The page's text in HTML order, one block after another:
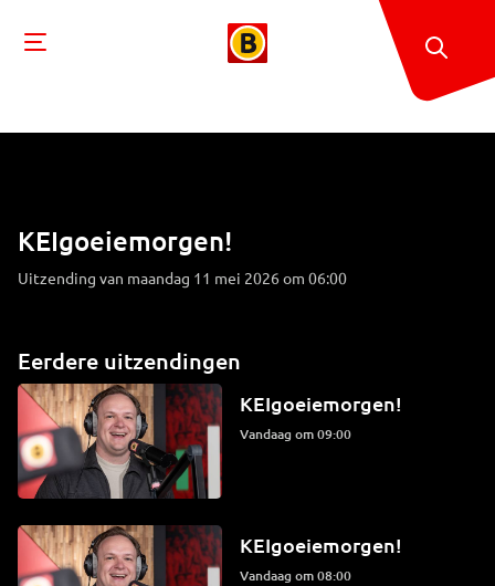
KEIgoeiemorgen!
Uitzending van maandag 11 mei 2026 om 06:00
Eerdere uitzendingen
KEIgoeiemorgen!
Vandaag om 09:00
KEIgoeiemorgen!
Vandaag om 08:00